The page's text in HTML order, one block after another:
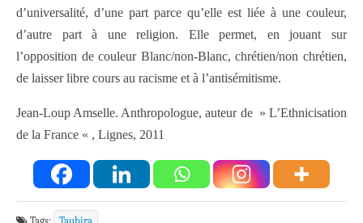
d’universalité, d’une part parce qu’elle est liée à une couleur,
d’autre part à une religion. Elle permet, en jouant sur
l’opposition de couleur Blanc/non-Blanc, chrétien/non chrétien,
de laisser libre cours au racisme et à l’antisémitisme.
Jean-Loup Amselle. Anthropologue, auteur de » L’Ethnicisation
de la France « , Lignes, 2011